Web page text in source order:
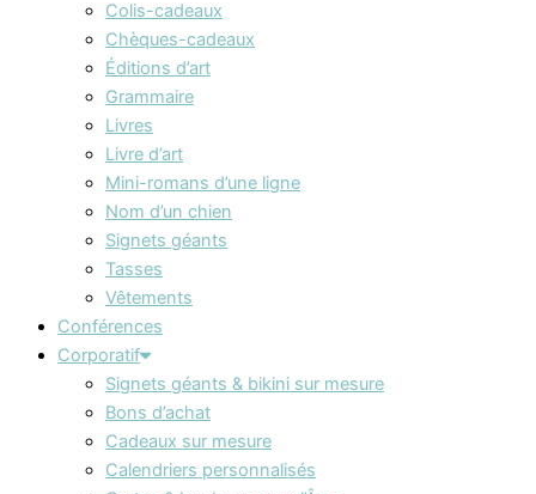
Colis-cadeaux
Chèques-cadeaux
Éditions d’art
Grammaire
Livres
Livre d’art
Mini-romans d’une ligne
Nom d’un chien
Signets géants
Tasses
Vêtements
Conférences
Corporatif
Signets géants & bikini sur mesure
Bons d’achat
Cadeaux sur mesure
Calendriers personnalisés